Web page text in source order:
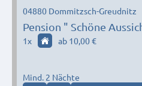
Pension " Schöne
04880 Dommitzsch-Greudnitz
1x ab 10,00 €
Mind. 2 Nächte